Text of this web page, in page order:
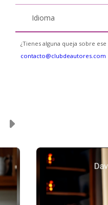
Idioma
¿Tienes alguna queja sobre
contacto@clubdeautores.com